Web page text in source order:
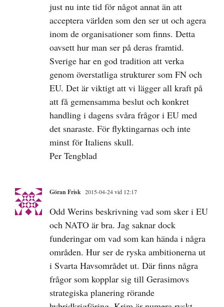
just nu inte tid för något annat än att
acceptera världen som den ser ut och agera
inom de organisationer som finns. Detta
oavsett hur man ser på deras framtid.
Sverige har en god tradition att verka
genom överstatliga strukturer som FN och
EU. Det är viktigt att vi lägger all kraft på
att få gemensamma beslut och konkret
handling i dagens svåra frågor i EU med
det snaraste. För flyktingarnas och inte
minst för Italiens skull.
Per Tengblad
Göran Frisk 2015-04-24 vid 12:17
Odd Werins beskrivning vad som sker i EU
och NATO är bra. Jag saknar dock
funderingar om vad som kan hända i några
områden. Hur ser de ryska ambitionerna ut
i Svarta Havsområdet ut. Där finns några
frågor som kopplar sig till Gerasimovs
strategiska planering rörande